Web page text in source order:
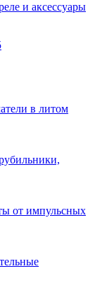
и аксессуары
в литом
от импульсных